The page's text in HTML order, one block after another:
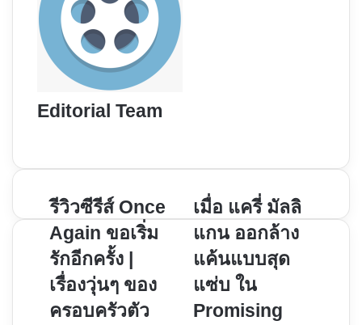
Editorial Team
รีวิว
ซี
รีส์
Once
Again
ขอ
รีวิวซีรีส์ Once
Again ขอเริ่ม
รักอีกครั้ง |
เรื่องวุ่นๆ ของ
ครอบครัวตัว
เมื่อ
แค
รี่
มัล
ลิ
แกน
เมื่อ แครี่ มัลลิ
แกน ออกล้าง
แค้นแบบสุด
แซ่บ ใน
Promising